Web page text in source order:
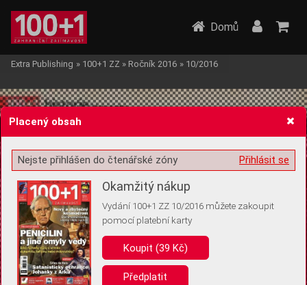
Žádost o souhlas s ukládáním volitelných informací
Pro základní fungování webu nepotřebujeme ukládat žádné informace
(tzv. cookies apod.). Rádi bychom vás ale požádali o souhlas s
uložením volitelných informací:
Domů
Extra Publishing » 100+1 ZZ » Ročník 2016 » 10/2016
Placený obsah
Přihlásit se
Nejste přihlášen do čtenářské zóny
Okamžitý nákup
Vydání 100+1 ZZ 10/2016 můžete zakoupit
pomocí platební karty
Koupit (39 Kč)
Předplatit